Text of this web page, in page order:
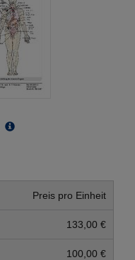
Preis pro Einheit
133,00 €
100,00 €